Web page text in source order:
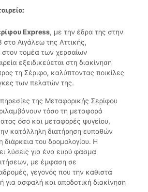
Express, με την έδρα της στην
Αιγάλεω της Αττικής,
στον τομέα των χερσαίων
εξειδικεύεται στη διακίνηση
τη Σέριφο, καλύπτοντας ποικίλες
των πελατών της.
της Μεταφορικής Σερίφου
τόσο τη μεταφορά
όσο και μεταφορές ψυγείου,
κατάλληλη διατήρηση ευπαθών
διάρκεια του δρομολογίου. Η
λύσεις για ένα ευρύ φάσμα
με έμφαση σε
γεγονός που την καθιστά
για ασφαλή και αποδοτική διακίνηση